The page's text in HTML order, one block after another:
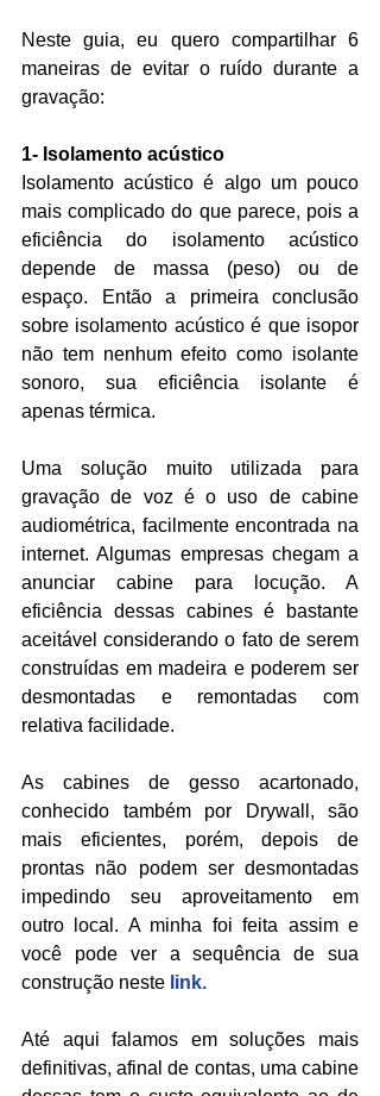
Neste guia, eu quero compartilhar 6
maneiras de evitar o ruído durante a
gravação:
1- Isolamento acústico
Isolamento acústico é algo um pouco
mais complicado do que parece, pois a
eficiência do isolamento acústico
depende de massa (peso) ou de
espaço. Então a primeira conclusão
sobre isolamento acústico é que isopor
não tem nenhum efeito como isolante
sonoro, sua eficiência isolante é
apenas térmica.
Uma solução muito utilizada para
gravação de voz é o uso de cabine
audiométrica, facilmente encontrada na
internet. Algumas empresas chegam a
anunciar cabine para locução. A
eficiência dessas cabines é bastante
aceitável considerando o fato de serem
construídas em madeira e poderem ser
desmontadas e remontadas com
relativa facilidade.
As cabines de gesso acartonado,
conhecido também por Drywall, são
mais eficientes, porém, depois de
prontas não podem ser desmontadas
impedindo seu aproveitamento em
outro local. A minha foi feita assim e
você pode ver a sequência de sua
construção neste link.
Até aqui falamos em soluções mais
definitivas, afinal de contas, uma cabine